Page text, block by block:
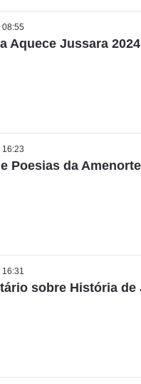
Aquece Jussara 2024
Poesias da
sobre História de